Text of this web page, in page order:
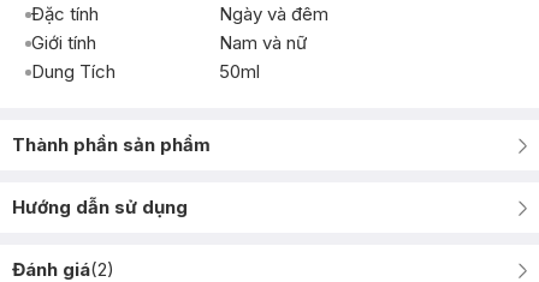
Đặc tính
Ngày và đêm
Giới tính
Nam và nữ
Dung Tích
50ml
Thành phần sản phẩm
Hướng dẫn sử dụng
Đánh giá(2)